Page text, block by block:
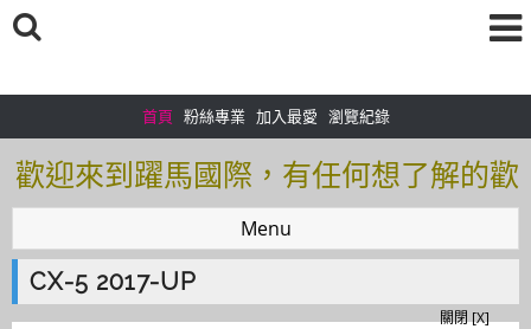
首頁 粉絲專業 加入最愛 瀏覽紀錄
歡迎來到躍馬國際，有任何想了解的歡
迎加入＠官方帳號：＠tof5459i 聯繫電
話0925166083
歡迎來到躍馬國際，有任何想了解的歡
Menu
CX-5 2017-UP
關閉 [X]